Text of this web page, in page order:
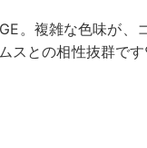
。複雑な色味が、
スとの相性抜群で